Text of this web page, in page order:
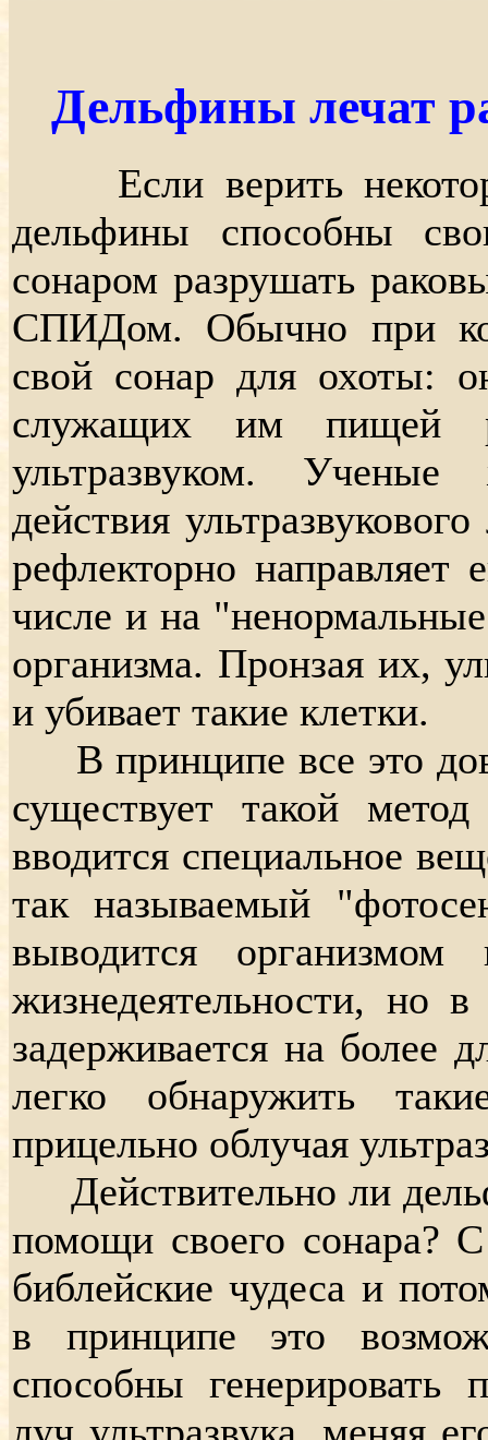
Дельфины лечат
Если верить
дельфины способны
сонаром разрушать
СПИДом. Обычно при
свой сонар для охоты:
служащих им
ультразвуком.
действия
рефлекторно
числе и на
организма. Пронзая их,
и убивает такие клетки.
В принципе все это
существует такой
вводится специальное
так называемый
выводится
жизнедеятельности, но
задерживается на более
легко обнаружить
прицельно облучая
Действительно ли
помощи своего сонара?
библейские чудеса и
в принципе это
способны генерировать